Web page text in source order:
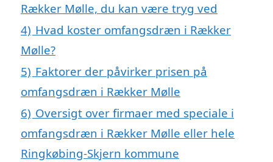
Rækker Mølle, du kan være tryg ved
4) Hvad koster omfangsdræn i Rækker
Mølle?
5) Faktorer der påvirker prisen på
omfangsdræn i Rækker Mølle
6) Oversigt over firmaer med speciale i
omfangsdræn i Rækker Mølle eller hele
Ringkøbing-Skjern kommune